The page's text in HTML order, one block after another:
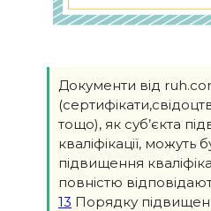
Документи від
тощо), як суб’єкта
кваліфікації, можуть
підвищення
повністю
13 Порядку